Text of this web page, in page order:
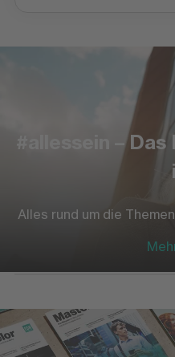
#allessein –
Alles rund um die